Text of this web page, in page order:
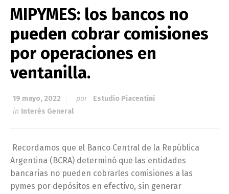
MIPYMES: los bancos no
pueden cobrar comisiones
por operaciones en
ventanilla.
19 mayo, 2022 por
Estudio Piacentini
in Interés General
Recordamos que el Banco Central de la República
Argentina (BCRA) determinó que las entidades
bancarias no pueden cobrarles comisiones a las
pymes por depósitos en efectivo, sin generar